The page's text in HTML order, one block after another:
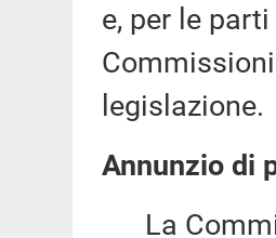
e, per le
legislazione.
Annunzio di
La